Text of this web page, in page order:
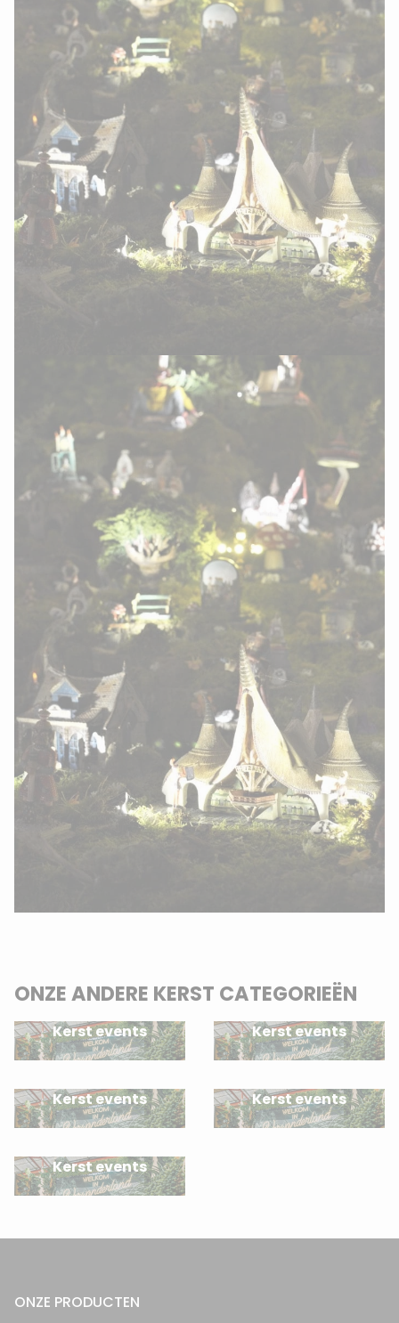
ONZE ANDERE KERST CATEGORIEËN
Kerst events Kerst events
Kerst events Kerst events
Kerst events
ONZE PRODUCTEN